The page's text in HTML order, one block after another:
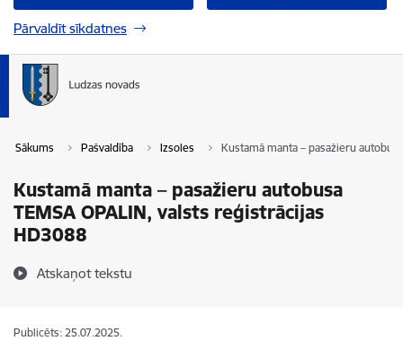
Pārvaldīt sīkdatnes
Sākums Pašvaldība Izsoles Kustamā manta – pasažieru
Kustamā manta – pasažieru autobusa
TEMSA OPALIN, valsts reģistrācijas
HD3088
Atskaņot tekstu
Publicēts: 25.07.2025.